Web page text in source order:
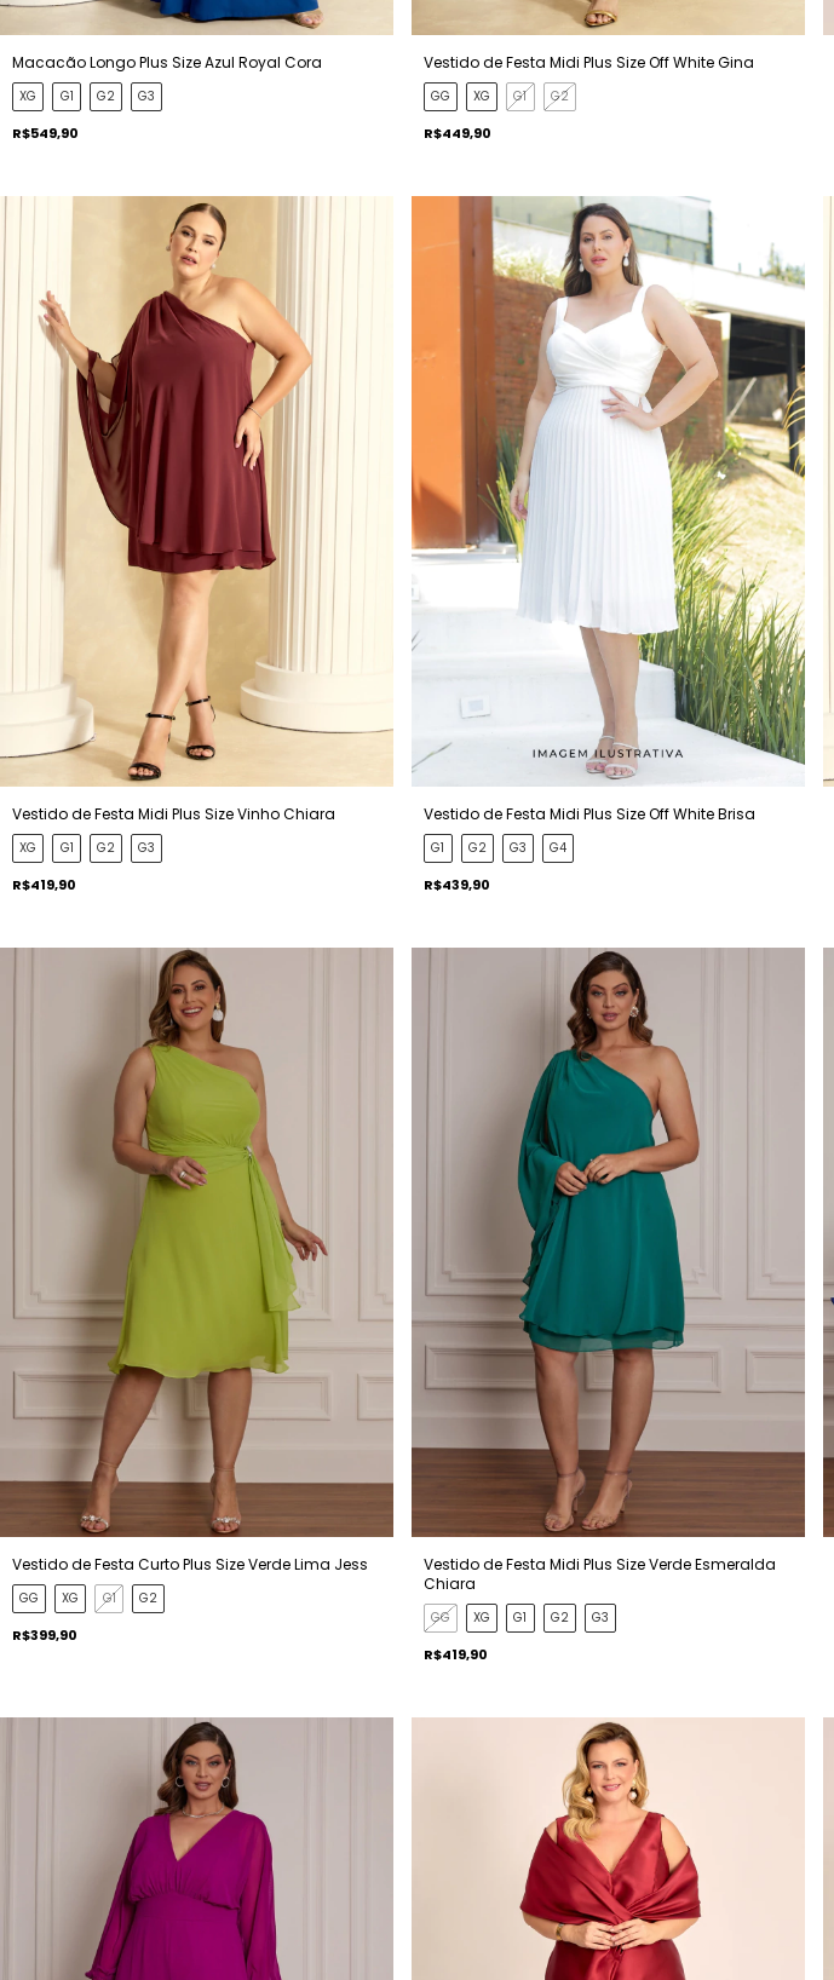
Macacão Longo Plus Size Azul Royal Cora
XG G1 G2 G3
R$549,90
Vestido de Festa Midi Plus Size Off White Gina
GG XG G1 G2
R$449,90
Vestido de Festa Midi Plus Size Vinho Chiara
XG G1 G2 G3
R$419,90
Vestido de Festa Midi Plus Size Off White Brisa
G1 G2 G3 G4
R$439,90
Vestido de Festa Curto Plus Size Verde Lima Jess
GG XG G1 G2
R$399,90
Vestido de Festa Midi Plus Size Verde Esmeralda
Chiara
GG XG G1 G2 G3
R$419,90